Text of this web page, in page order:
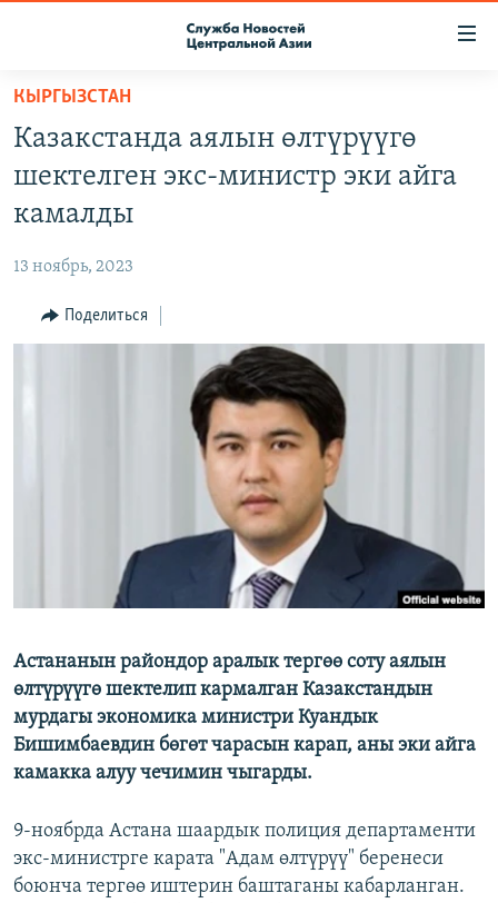
Вернуться
основному
содержанию
главной
навигации
Вернутся
НАСТОЯЩЕЕ ВРЕМЯ
МИГРАНТ МЕДИА
КЫРГЫЗСТАН
Казакстанда аялын өлтүрүүгө
шектелген экс-министр эки айга
камалды
13 ноябрь, 2023
Поделиться
Астананын райондор аралык тергөө соту аялын
өлтүрүүгө шектелип кармалган Казакстандын
мурдагы экономика министри Куандык
Бишимбаевдин бөгөт чарасын карап, аны эки айга
камакка алуу чечимин чыгарды.
9-ноябрда Астана шаардык полиция департаменти
экс-министрге карата "Адам өлтүрүү" беренеси
боюнча тергөө иштерин баштаганы кабарланган.